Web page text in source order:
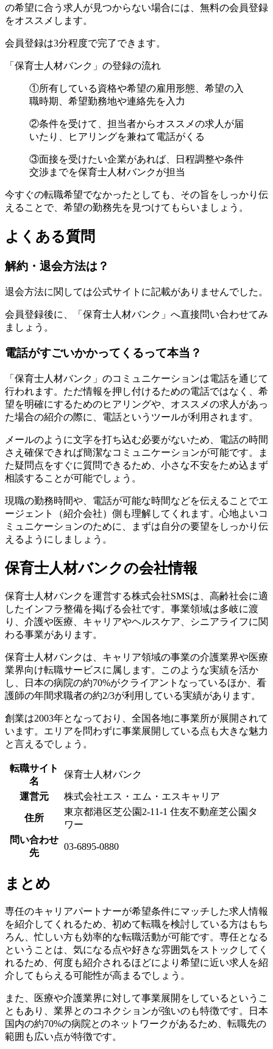
の希望に合う求人が見つからない場合には、無料の会員登録
をオススメします。
会員登録は3分程度で完了できます。
「保育士人材バンク」の登録の流れ
①所有している資格や希望の雇用形態、希望の入
職時期、希望勤務地や連絡先を入力
②条件を受けて、担当者からオススメの求人が届
いたり、ヒアリングを兼ねて電話がくる
③面接を受けたい企業があれば、日程調整や条件
交渉までを保育士人材バンクが担当
今すぐの転職希望でなかったとしても、その旨をしっかり伝
えることで、希望の勤務先を見つけてもらいましょう。
よくある質問
解約・退会方法は？
退会方法に関しては公式サイトに記載がありませんでした。
会員登録後に、「保育士人材バンク」へ直接問い合わせてみ
ましょう。
電話がすごいかかってくるって本当？
「保育士人材バンク」のコミュニケーションは電話を通じて
行われます。ただ情報を押し付けるための電話ではなく、希
望を明確にするためのヒアリングや、オススメの求人があっ
た場合の紹介の際に、電話というツールが利用されます。
メールのように文字を打ち込む必要がないため、電話の時間
さえ確保できれば簡潔なコミュニケーションが可能です。ま
た疑問点をすぐに質問できるため、小さな不安をため込まず
相談することが可能でしょう。
現職の勤務時間や、電話が可能な時間などを伝えることでエ
ージェント（紹介会社）側も理解してくれます。心地よいコ
ミュニケーションのために、まずは自分の要望をしっかり伝
えるようにしましょう。
保育士人材バンクの会社情報
保育士人材バンクを運営する株式会社SMSは、高齢社会に適
したインフラ整備を掲げる会社です。事業領域は多岐に渡
り、介護や医療、キャリアやヘルスケア、シニアライフに関
わる事業があります。
保育士人材バンクは、キャリア領域の事業の介護業界や医療
業界向け転職サービスに属します。このような実績を活か
し、日本の病院の約70%がクライアントなっているほか、看
護師の年間求職者の約2/3が利用している実績があります。
創業は2003年となっており、全国各地に事業所が展開されて
います。エリアを問わずに事業展開している点も大きな魅力
と言えるでしょう。
転職サイト
名
保育士人材バンク
運営元 株式会社エス・エム・エスキャリア
住所
東京都港区芝公園2-11-1 住友不動産芝公園タ
ワー
問い合わせ
先
03-6895-0880
まとめ
専任のキャリアパートナーが希望条件にマッチした求人情報
を紹介してくれるため、初めて転職を検討している方はもち
ろん、忙しい方も効率的な転職活動が可能です。専任となる
ということは、気になる点や好きな雰囲気をストックしてく
れるため、何度も紹介されるほどにより希望に近い求人を紹
介してもらえる可能性が高まるでしょう。
また、医療や介護業界に対して事業展開をしているというこ
ともあり、業界とのコネクションが強いのも特徴です。日本
国内の約70%の病院とのネットワークがあるため、転職先の
範囲も広い点が特徴です。